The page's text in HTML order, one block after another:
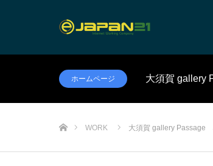
ホームページ 大須賀 gallery
WORK 大須賀 gallery Passage